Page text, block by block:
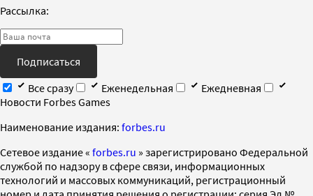
Рассылка:
Подписаться
Все сразу
Еженедельная
Ежедневная
Новости Forbes Games
Наименование издания: forbes.ru
Cетевое издание « forbes.ru » зарегистрировано Федеральной
службой по надзору в сфере связи, информационных
технологий и массовых коммуникаций, регистрационный